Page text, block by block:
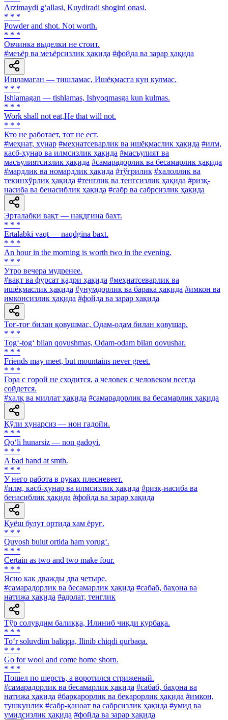
Arzimaydi g‘allasi, Kuydiradi shogird onasi.
* * *
Powder and shot. Not worth.
* * *
Овчинка выделки не стоит.
#меъёр ва меъёрсизлик ҳақида #фойда ва зарар ҳақида
Ишламаган — тишламас, Ишёқмасга кун кулмас.
* * *
Ishlamagan — tishlamas, Ishyoqmasga kun kulmas.
* * *
Work shall not eat,He that will not.
* * *
Кто не работает, тот не ест.
#меҳнат, ҳунар #меҳнатсеварлик ва ишёқмаслик ҳақида #илм,
касб-ҳунар ва илмсизлик ҳақида #масъулият ва
масъулиятсизлик ҳақида #самарадорлик ва бесамарлик ҳақида
#мардлик ва номардлик ҳақида #тўғрилик #ҳалоллик ва
текинхўрлик ҳақида #тенглик ва тенгсизлик ҳақида #ризқ-
насиба ва бенасиблик ҳақида #сабр ва сабрсизлик ҳақида
Эрталабки вақт — нақдгина бахт.
* * *
Ertalabki vaqt — naqdgina baxt.
* * *
An hour in the morning is worth two in the evening.
* * *
Утро вечера мудренее.
#вақт ва фурсат қадри ҳақида #меҳнатсеварлик ва
ишёқмаслик ҳақида #унумдорлик ва барака ҳақида #имкон ва
имконсизлик ҳақида #фойда ва зарар ҳақида
Тоғ-тоғ билан қовушмас, Одам-одам билан қовушар.
* * *
Tog‘-tog‘ bilan qovushmas, Odam-odam bilan qovushar.
* * *
Friends may meet, but mountains never greet.
* * *
Гора с горой не сходится, а человек с человеком всегда
сойдется.
#халқ ва миллат ҳақида #самарадорлик ва бесамарлик ҳақида
Қўли ҳунарсиз — нон гадойи.
* * *
Qo‘li hunarsiz — non gadoyi.
* * *
A bad hand at smth.
* * *
У него работа в руках плесневеет.
#илм, касб-ҳунар ва илмсизлик ҳақида #ризқ-насиба ва
бенасиблик ҳақида #фойда ва зарар ҳақида
Қуёш булут ортида ҳам ёруғ.
* * *
Quyosh bulut ortida ham yorug‘.
* * *
Certain as two and two make four.
* * *
Ясно как дважды два четыре.
#самарадорлик ва бесамарлик ҳақида #сабаб, баҳона ва
натижа ҳақида #адолат, тенглик
Тўр солувдим балиққа, Илиниб чиқди қурбақа.
* * *
To‘r soluvdim baliqqa, Ilinib chiqdi qurbaqa.
* * *
Go for wool and come home shorn.
* * *
Пошел по шерсть, а воротился стриженый.
#самарадорлик ва бесамарлик ҳақида #сабаб, баҳона ва
натижа ҳақида #барқарорлик ва беқарорлик ҳақида #имкон,
тушкунлик #сабр-қаноат ва сабрсизлик ҳақида #умид ва
умидсизлик ҳақида #фойда ва зарар ҳақида